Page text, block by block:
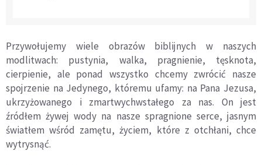
Przywołujemy wiele obrazów biblijnych w naszych
modlitwach: pustynia, walka, pragnienie, tęsknota,
cierpienie, ale ponad wszystko chcemy zwrócić nasze
spojrzenie na Jedynego, któremu ufamy: na Pana Jezusa,
ukrzyżowanego i zmartwychwstałego za nas. On jest
źródłem żywej wody na nasze spragnione serce, jasnym
światłem wśród zamętu, życiem, które z otchłani, chce
wytrysnąć.